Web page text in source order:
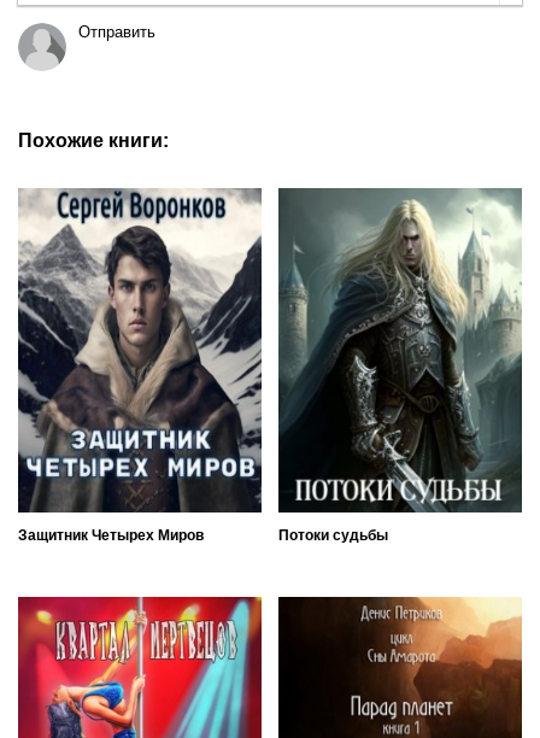
Отправить
Похожие книги:
Защитник Четырех Миров Потоки судьбы